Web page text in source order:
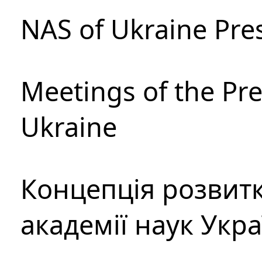
NAS of Ukraine
Meetings of the
Ukraine
Концепція
академії наук